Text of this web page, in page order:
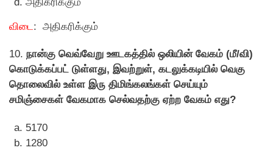
விடை: அதிகரிக்கும்
10. நான்கு வெவ்வேறு ஊடகத்தில் ஒலியின் வேகம் (மீ/வி)
கொடுக்கப்பட் டுள்ளது, இவற்றுள், கடலுக்கடியில் வெகு
தொலைவில் உள்ள இரு திமிங்கலங்கள் செய்யும்
சமிஞ்சைகள் வேகமாக செல்வதற்கு ஏற்ற வேகம் எது?
5170
1280